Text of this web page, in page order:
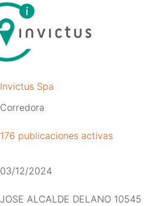
Invictus Spa
Corredora
176 publicaciones activas
03/12/2024
JOSE ALCALDE DELANO 10545